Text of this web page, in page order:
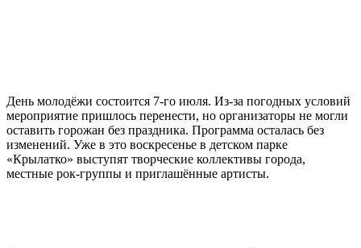
День молодёжи состоится 7-го июля. Из-за погодных условий
мероприятие пришлось перенести, но организаторы не могли
оставить горожан без праздника. Программа осталась без
изменений. Уже в это воскресенье в детском парке
«Крылатко» выступят творческие коллективы города,
местные рок-группы и приглашённые артисты.